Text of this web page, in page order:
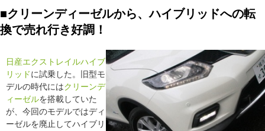
■クリーンディーゼルから、ハイブリッドへの転
換で売れ行き好調！
日産エクストレイルハイブ
リッドに試乗した。旧型モ
デルの時代にはクリーンデ
ィーゼルを搭載していた
が、今回のモデルではディ
ーゼルを廃止してハイブリ